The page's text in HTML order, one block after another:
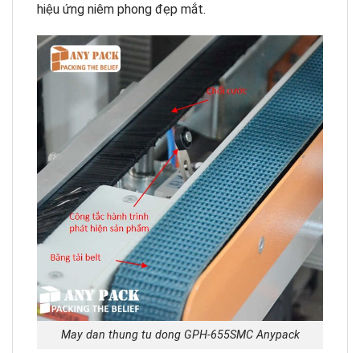
hiệu ứng niêm phong đẹp mắt.
May dan thung tu dong GPH-655SMC Anypack